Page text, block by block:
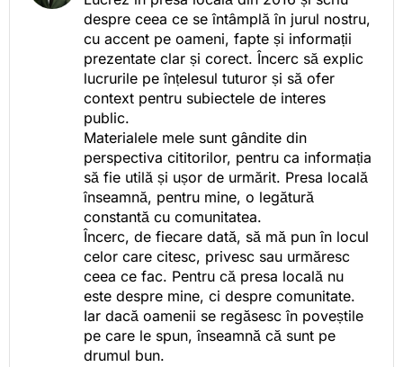
despre ceea ce se întâmplă în jurul nostru,
cu accent pe oameni, fapte și informații
prezentate clar și corect. Încerc să explic
lucrurile pe înțelesul tuturor și să ofer
context pentru subiectele de interes
public.
Materialele mele sunt gândite din
perspectiva cititorilor, pentru ca informația
să fie utilă și ușor de urmărit. Presa locală
înseamnă, pentru mine, o legătură
constantă cu comunitatea.
Încerc, de fiecare dată, să mă pun în locul
celor care citesc, privesc sau urmăresc
ceea ce fac. Pentru că presa locală nu
este despre mine, ci despre comunitate.
Iar dacă oamenii se regăsesc în poveștile
pe care le spun, înseamnă că sunt pe
drumul bun.